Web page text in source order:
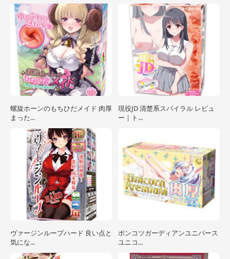
螺旋ホーンのもちひだメイド 肉厚
まった...
現役JD 清楚系スパイラル レビュ
ー｜ト...
ヴァージンループハード 良い点と
気にな...
ポンコツガーディアンユニバース
ユニコ...